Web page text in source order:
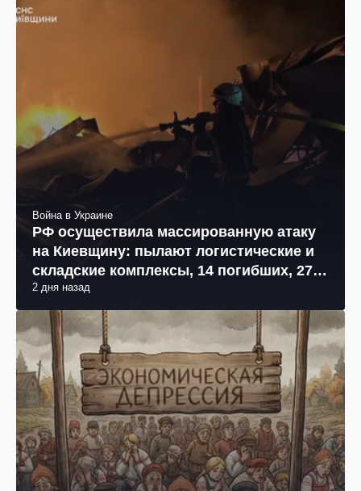
Война в Украине
РФ осуществила массированную атаку
на Киевщину: пылают логистические и
складские комплексы, 14 погибших, 27
раненых (фото, видео)
2 дня назад